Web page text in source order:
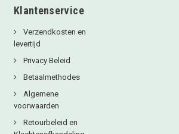
Klantenservice
Verzendkosten en
levertijd
Privacy Beleid
Betaalmethodes
Algemene
voorwaarden
Retourbeleid en